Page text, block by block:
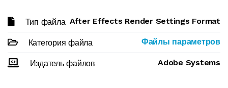
Тип файла After Effects Render Settings Format
Категория файла Файлы параметров
Издатель файлов Adobe Systems